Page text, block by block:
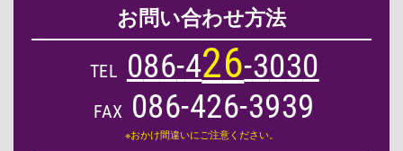
お問い合わせ方法
TEL 086-426-3030
FAX 086-426-3939
※おかけ間違いにご注意ください。